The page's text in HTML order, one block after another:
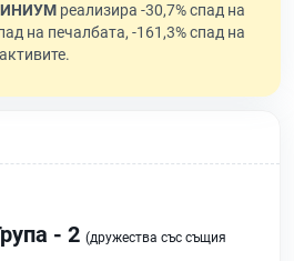
реализира -30,7% спад на
на печалбата, -161,3% спад на
- 2 (дружества със същия